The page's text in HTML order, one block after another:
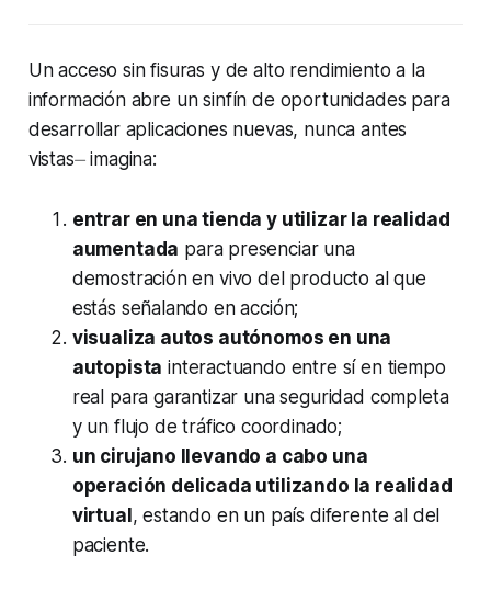
Un acceso sin fisuras y de alto rendimiento a la
información abre un sinfín de oportunidades para
desarrollar aplicaciones nuevas, nunca antes
vistas⏤ imagina:
entrar en una tienda y utilizar la realidad
aumentada para presenciar una
demostración en vivo del producto al que
estás señalando en acción;
visualiza autos autónomos en una
autopista interactuando entre sí en tiempo
real para garantizar una seguridad completa
y un flujo de tráfico coordinado;
un cirujano llevando a cabo una
operación delicada utilizando la realidad
virtual , estando en un país diferente al del
paciente.